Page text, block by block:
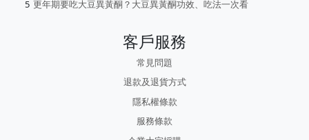
更年期要吃大豆異黃酮？大豆異黃酮功效、吃法一次看
客戶服務
常見問題
退款及退貨方式
隱私權條款
服務條款